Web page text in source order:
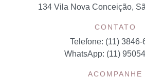
134 Vila Nova Conceição,
CONTATO
Telefone: (11) 3846-
WhatsApp: (11)
ACOMPANHE